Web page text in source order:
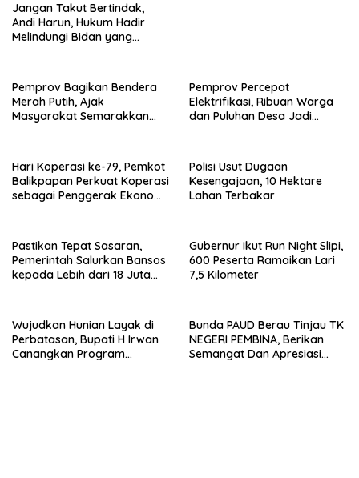
Jangan Takut Bertindak,
Andi Harun, Hukum Hadir
Melindungi Bidan yang
Pemprov Bagikan Bendera
Merah Putih, Ajak
Masyarakat Semarakkan
Pemprov Percepat
Elektrifikasi, Ribuan Warga
dan Puluhan Desa Jadi
Hari Koperasi ke-79, Pemkot
Balikpapan Perkuat Koperasi
sebagai Penggerak Ekonomi
Polisi Usut Dugaan
Kesengajaan, 10 Hektare
Lahan Terbakar
Pastikan Tepat Sasaran,
Pemerintah Salurkan Bansos
kepada Lebih dari 18 Juta
Gubernur Ikut Run Night Slipi,
600 Peserta Ramaikan Lari
7,5 Kilometer
Wujudkan Hunian Layak di
Perbatasan, Bupati H Irwan
Canangkan Program
Bunda PAUD Berau Tinjau TK
NEGERI PEMBINA, Berikan
Semangat Dan Apresiasi